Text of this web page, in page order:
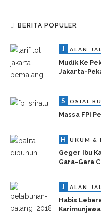
BERITA POPULER
J ALAN-
Mudik Ke
Jakarta-
S OSIAL
Massa FPI
H UKUM &
Geger Ibu
Gara-Gara
J ALAN-
Habis